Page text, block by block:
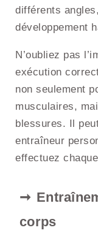
différents
développement
N’oubliez pas
exécution
non seulement
musculaires,
blessures. Il
entraîneur
effectuez
corps